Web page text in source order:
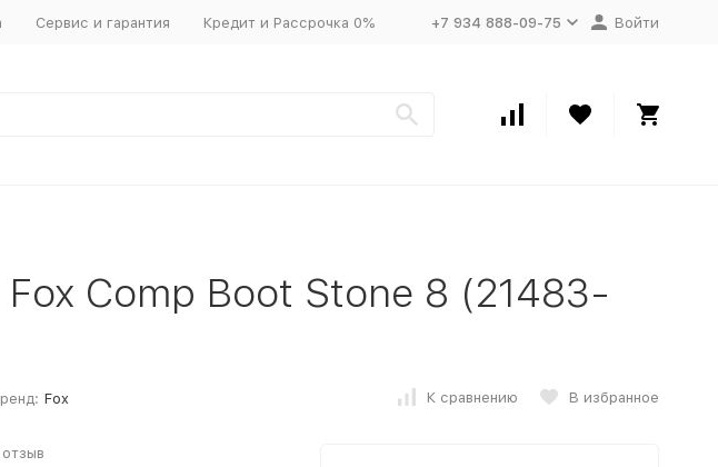
Сервис и гарантия Кредит и Рассрочка 0% +7 934 888-09-75 Войти
Comp Boot Stone 8 (21483-
Fox К сравнению В избранное